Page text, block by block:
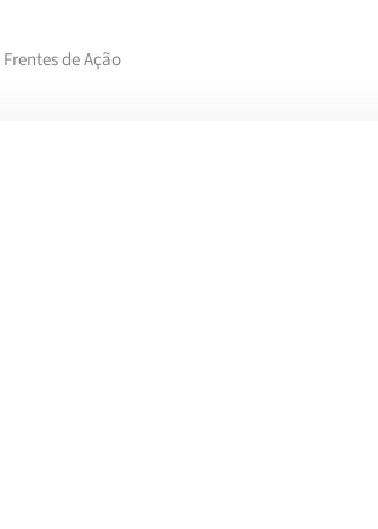
Frentes de Ação